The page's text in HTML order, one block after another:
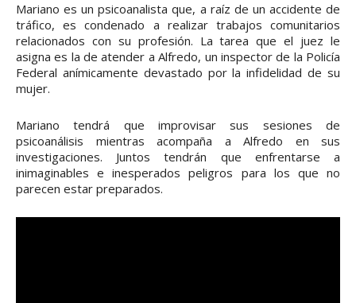
Mariano es un psicoanalista que, a raíz de un accidente de
tráfico, es condenado a realizar trabajos comunitarios
relacionados con su profesión. La tarea que el juez le
asigna es la de atender a Alfredo, un inspector de la Policía
Federal anímicamente devastado por la infidelidad de su
mujer.
Mariano tendrá que improvisar sus sesiones de
psicoanálisis mientras acompaña a Alfredo en sus
investigaciones. Juntos tendrán que enfrentarse a
inimaginables e inesperados peligros para los que no
parecen estar preparados.